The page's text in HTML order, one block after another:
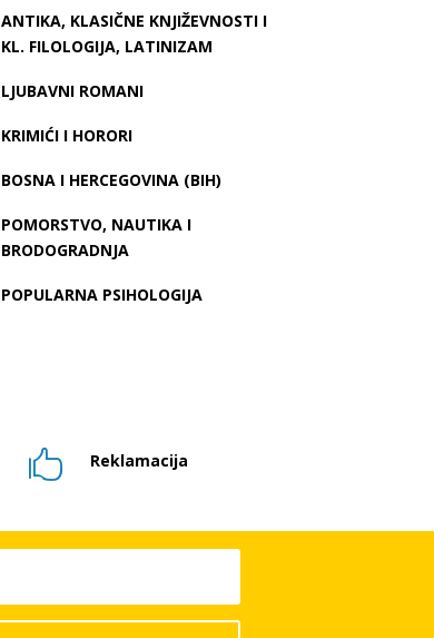
ANTIKA, KLASIČNE KNJIŽEVNOSTI I
KL. FILOLOGIJA, LATINIZAM
LJUBAVNI ROMANI
KRIMIĆI I HORORI
BOSNA I HERCEGOVINA (BIH)
POMORSTVO, NAUTIKA I
BRODOGRADNJA
POPULARNA PSIHOLOGIJA
 Reklamacija